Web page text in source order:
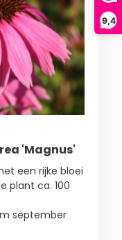
9,4
'Magnus'
een rijke bloei
plant ca. 100
september